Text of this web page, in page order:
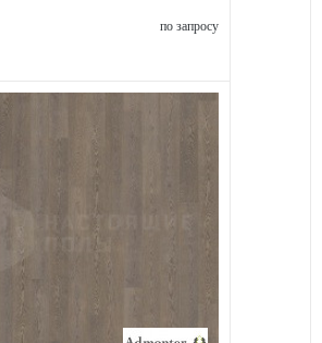
по запросу